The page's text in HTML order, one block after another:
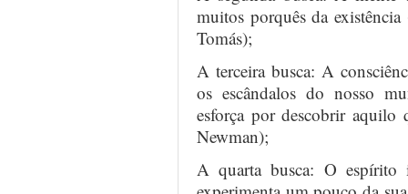
muitos porquês da
Tomás);
A terceira busca: A
os escândalos do nosso
esforça por descobrir
Newman);
A quarta busca: O